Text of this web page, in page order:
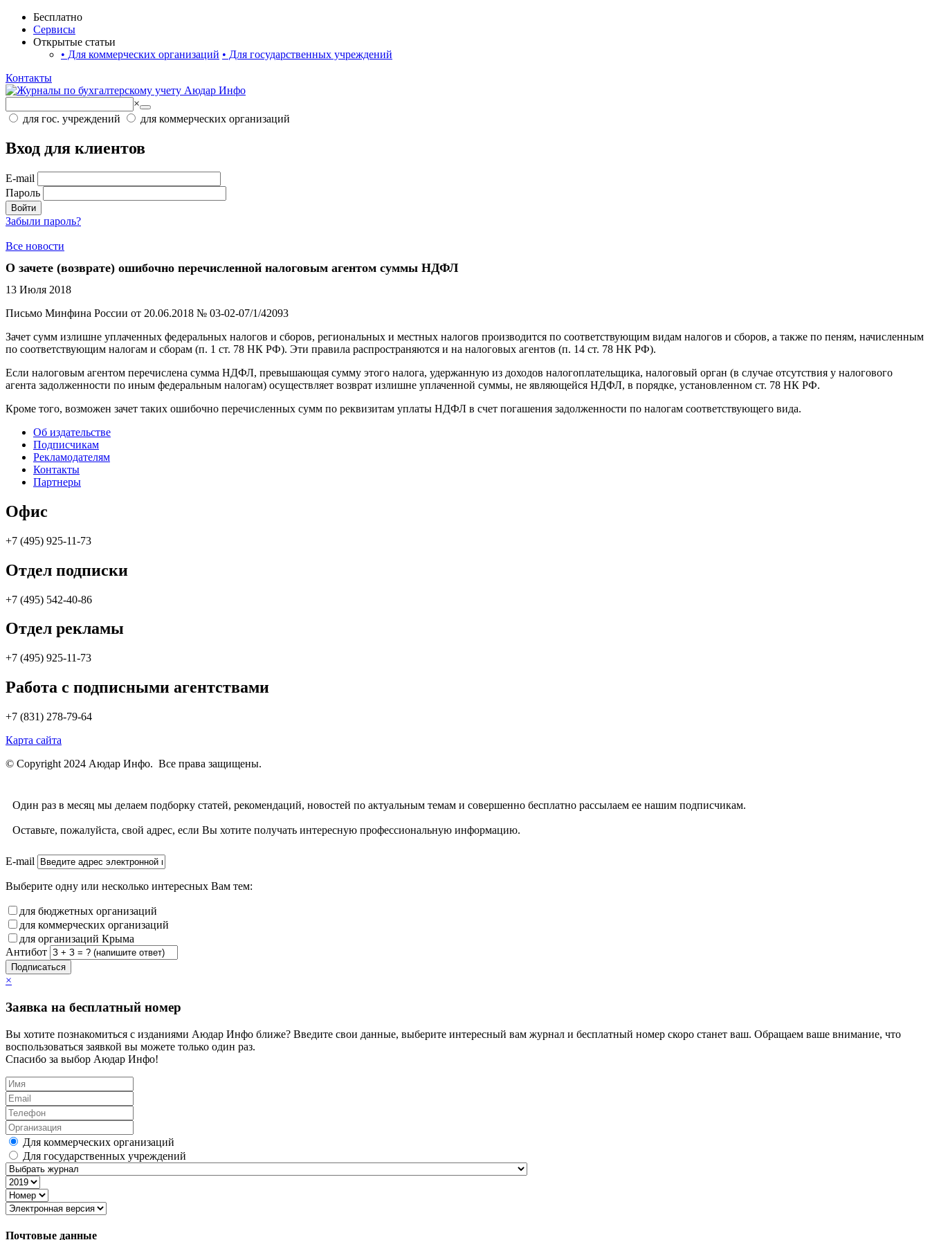
Бесплатно
Сервисы
Открытые статьи
• Для коммерческих организаций • Для государственных учреждений
Контакты
×
для гос. учреждений
для коммерческих организаций
Вход для клиентов
E-mail
Пароль
Войти
Забыли пароль?
Все новости
О зачете (возврате) ошибочно перечисленной налоговым агентом суммы НДФЛ
13 Июля 2018
Письмо Минфина России от 20.06.2018 № 03-02-07/1/42093
Зачет сумм излишне уплаченных федеральных налогов и сборов, региональных и местных налогов производится по соответствующим видам налогов и сборов, а также по пеням, начисленным
по соответствующим налогам и сборам (п. 1 ст. 78 НК РФ). Эти правила распространяются и на налоговых агентов (п. 14 ст. 78 НК РФ).
Если налоговым агентом перечислена сумма НДФЛ, превышающая сумму этого налога, удержанную из доходов налогоплательщика, налоговый орган (в случае отсутствия у налогового
агента задолженности по иным федеральным налогам) осуществляет возврат излишне уплаченной суммы, не являющейся НДФЛ, в порядке, установленном ст. 78 НК РФ.
Кроме того, возможен зачет таких ошибочно перечисленных сумм по реквизитам уплаты НДФЛ в счет погашения задолженности по налогам соответствующего вида.
Об издательстве
Подписчикам
Рекламодателям
Контакты
Партнеры
Офис
+7 (495) 925-11-73
Отдел подписки
+7 (495) 542-40-86
Отдел рекламы
+7 (495) 925-11-73
Работа с подписными агентствами
+7 (831) 278-79-64
Карта сайта
© Copyright 2024 Аюдар Инфо. Все права защищены.
Один раз в месяц мы делаем подборку статей, рекомендаций, новостей по актуальным темам и совершенно бесплатно рассылаем ее нашим подписчикам.
Оставьте, пожалуйста, свой адрес, если Вы хотите получать интересную профессиональную информацию.
E-mail
Выберите одну или несколько интересных Вам тем:
для бюджетных организаций
для коммерческих организаций
для организаций Крыма
Антибот
Подписаться
×
Заявка на бесплатный номер
Вы хотите познакомиться с изданиями Аюдар Инфо ближе? Введите свои данные, выберите интересный вам журнал и бесплатный номер скоро станет ваш. Обращаем ваше внимание, что
воспользоваться заявкой вы можете только один раз.
Спасибо за выбор Аюдар Инфо!
Для коммерческих организаций
Для государственных учреждений
Почтовые данные